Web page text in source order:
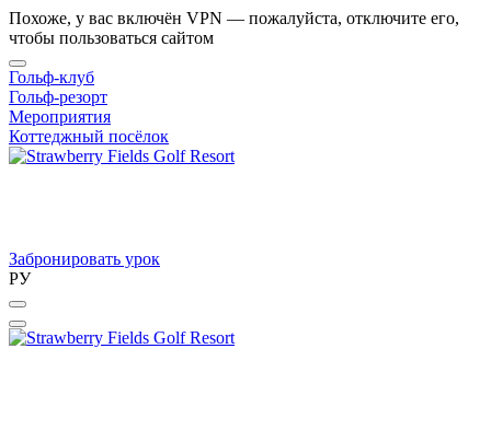
Похоже, у вас включён VPN — пожалуйста, отключите его,
чтобы пользоваться сайтом
Гольф-клуб
Гольф-резорт
Мероприятия
Коттеджный посёлок
Забронировать урок
РУ